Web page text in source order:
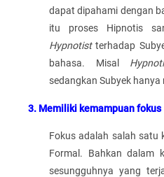
dapat dipahami dengan
itu proses Hipnotis
Hypnotistterhadap
bahasa. Misal
sedangkan Subyek
3. Memiliki kemampuan fokus
Fokus adalah salah satu
Formal. Bahkan dalam
sesungguhnya yang